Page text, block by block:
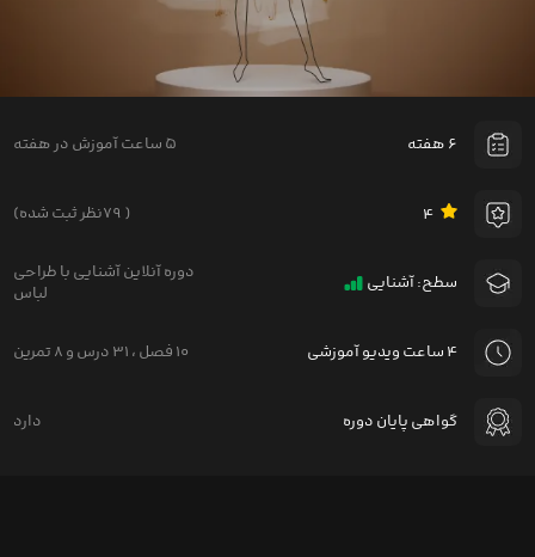
۶ هفته ۵ ساعت آموزش در هفته
۴ (نظر ثبت شده۷۹ )
سطح: آشنایی
دوره آنلاین آشنایی با طراحی
لباس
۴ ساعت ویدیو آموزشی ۱۰ فصل ، ۳۱ درس و ۸ تمرین
گواهی پایان دوره دارد